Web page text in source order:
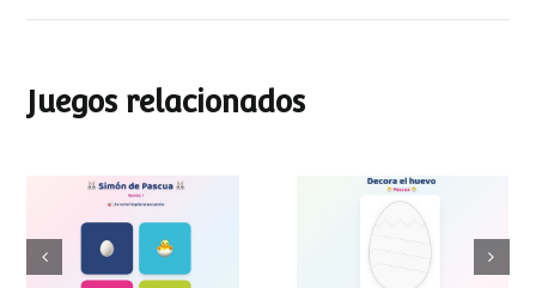
Juegos relacionados
Simon de Pascua
Decora el huevo
de Pascua